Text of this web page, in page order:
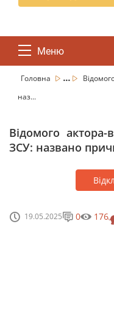
Меню
Головна ...
наз...
Відомого
ЗСУ: названо
19.05.2025 0 176